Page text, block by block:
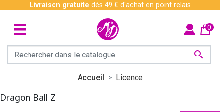
Livraison gratuite dès 49 € d'achat en point relais

0
Accueil Licence
Dragon Ball Z